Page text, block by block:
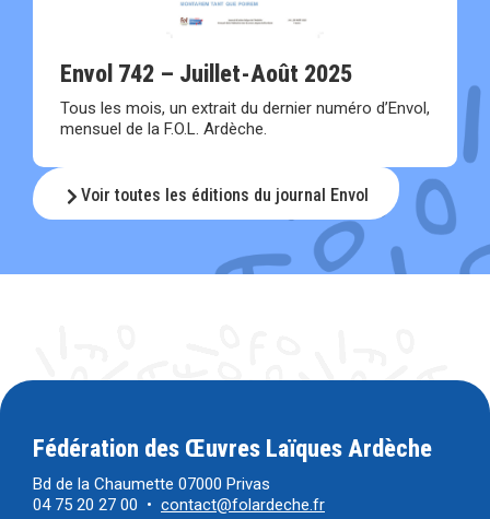
Envol 742 – Juillet-Août 2025
Tous les mois, un extrait du dernier numéro d’Envol,
mensuel de la F.O.L. Ardèche.
Voir toutes les éditions du journal Envol
Fédération des Œuvres Laïques Ardèche
Bd de la Chaumette 07000 Privas
04 75 20 27 00 • contact@folardeche.fr